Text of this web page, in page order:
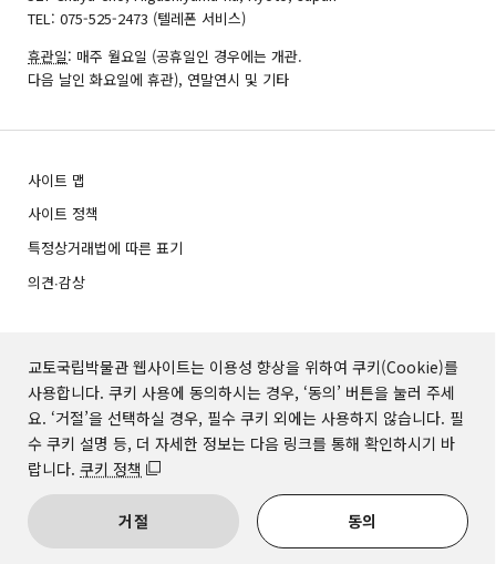
교토국립박물관 웹사이트는 이용성 향상을 위하여 쿠키(Cookie)를
사용합니다. 쿠키 사용에 동의하시는 경우, ‘동의’ 버튼을 눌러 주세
요. ‘거절’을 선택하실 경우, 필수 쿠키 외에는 사용하지 않습니다. 필
수 쿠키 설명 등, 더 자세한 정보는 다음 링크를 통해 확인하시기 바
랍니다. 쿠키 정책
거절 동의
TEL: 075-525-2473 (텔레폰 서비스)
휴관일: 매주 월요일 (공휴일인 경우에는 개관.
다음 날인 화요일에 휴관), 연말연시 및 기타
사이트 정책
특정상거래법에 따른 표기
의견∙감상
사이트 맵
사진 데이터 이용 신청